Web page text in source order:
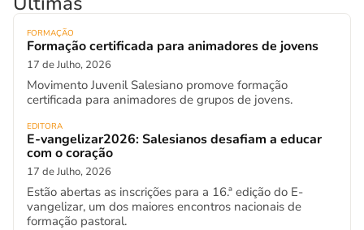
FORMAÇÃO
Formação certificada para animadores de jovens
17 de Julho, 2026
Movimento Juvenil Salesiano promove formação
certificada para animadores de grupos de jovens.
EDITORA
E-vangelizar2026: Salesianos desafiam a educar
com o coração
17 de Julho, 2026
Estão abertas as inscrições para a 16.ª edição do E-
vangelizar, um dos maiores encontros nacionais de
formação pastoral.